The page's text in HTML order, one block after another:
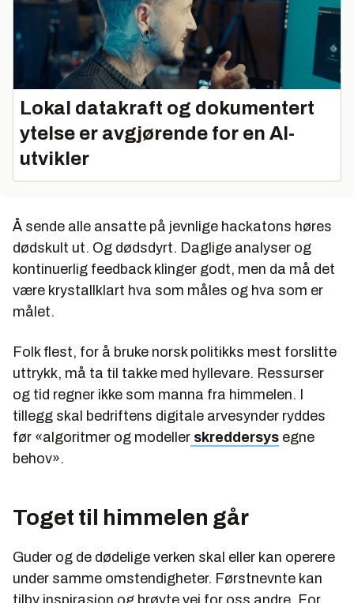
Lokal datakraft og dokumentert
ytelse er avgjørende for en AI-
utvikler
Å sende alle ansatte på jevnlige hackatons høres
dødskult ut. Og dødsdyrt. Daglige analyser og
kontinuerlig feedback klinger godt, men da må det
være krystallklart hva som måles og hva som er
målet.
Folk flest, for å bruke norsk politikks mest forslitte
uttrykk, må ta til takke med hyllevare. Ressurser
og tid regner ikke som manna fra himmelen. I
tillegg skal bedriftens digitale arvesynder ryddes
før «algoritmer og modeller skreddersys egne
behov».
Toget til himmelen går
Guder og de dødelige verken skal eller kan operere
under samme omstendigheter. Førstnevnte kan
tilby inspirasjon og brøyte vei for oss andre. For